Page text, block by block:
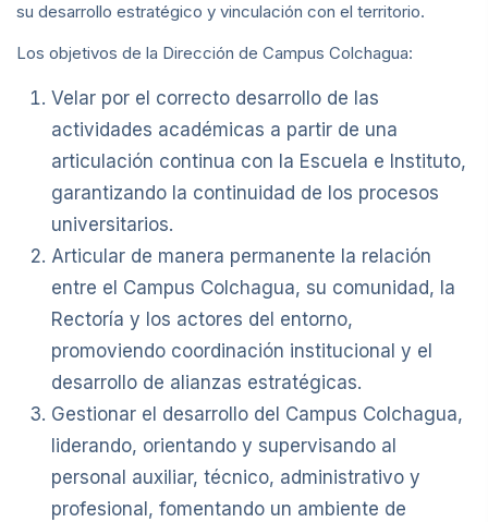
su desarrollo estratégico y vinculación con el territorio.
Los objetivos de la Dirección de Campus Colchagua:
Velar por el correcto desarrollo de las
actividades académicas a partir de una
articulación continua con la Escuela e Instituto,
garantizando la continuidad de los procesos
universitarios.
Articular de manera permanente la relación
entre el Campus Colchagua, su comunidad, la
Rectoría y los actores del entorno,
promoviendo coordinación institucional y el
desarrollo de alianzas estratégicas.
Gestionar el desarrollo del Campus Colchagua,
liderando, orientando y supervisando al
personal auxiliar, técnico, administrativo y
profesional, fomentando un ambiente de